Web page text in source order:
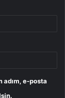
adım, e-posta